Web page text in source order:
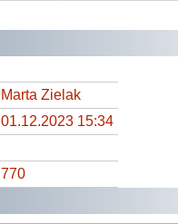
Marta Zielak
01.12.2023 15:34
770